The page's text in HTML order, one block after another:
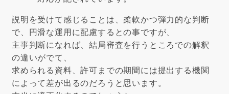
説明を受けて感じることは、柔軟かつ弾力的な判断
で、円滑な運用に配慮するとの事ですが、
主事判断になれば、結局審査を行うところでの解釈
の違いがでて、
求められる資料、許可までの期間には提出する機関
によって差が出るのだろうと思います。